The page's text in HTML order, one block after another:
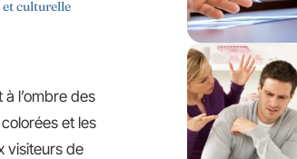
culturelle
l’ombre des
et les
visiteurs de